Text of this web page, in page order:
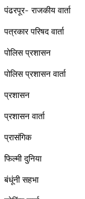
पंढरपूर- राजकीय वार्ता
पत्रकार परिषद वार्ता
पोलिस प्रशासन
पोलिस प्रशासन वार्ता
प्रशासन
प्रशासन वार्ता
प्रासंगिक
फिल्मी दुनिया
बंधूंनी सहभा